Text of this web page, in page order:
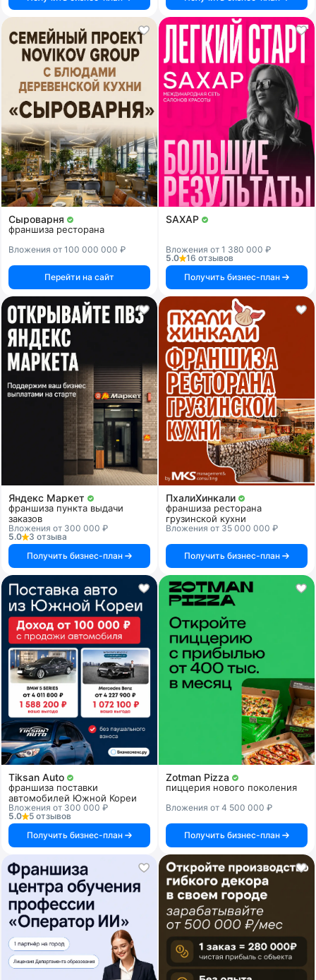
Сыроварня
франшиза ресторана
Вложения от 100 000 000 ₽
Перейти на сайт
SAXAP
Вложения от 1 380 000 ₽
5.0
16 отзывов
Получить бизнес-план
Яндекс Маркет
франшиза пункта выдачи
заказов
Вложения от 300 000 ₽
5.0
3 отзыва
Получить бизнес-план
ПхалиХинкали
франшиза ресторана
грузинской кухни
Вложения от 35 000 000 ₽
Получить бизнес-план
Tiksan Auto
франшиза поставки
автомобилей Южной Кореи
Вложения от 300 000 ₽
5.0
5 отзывов
Получить бизнес-план
Zotman Pizza
пиццерия нового поколения
Вложения от 4 500 000 ₽
Получить бизнес-план